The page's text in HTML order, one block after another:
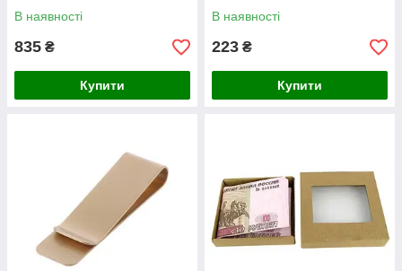
В наявності
835 ₴
Купити
В наявності
223 ₴
Купити